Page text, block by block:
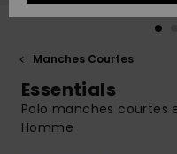
obtenir la
à votre
Manches Courtes
Essentials
Polo manches courtes
Homme